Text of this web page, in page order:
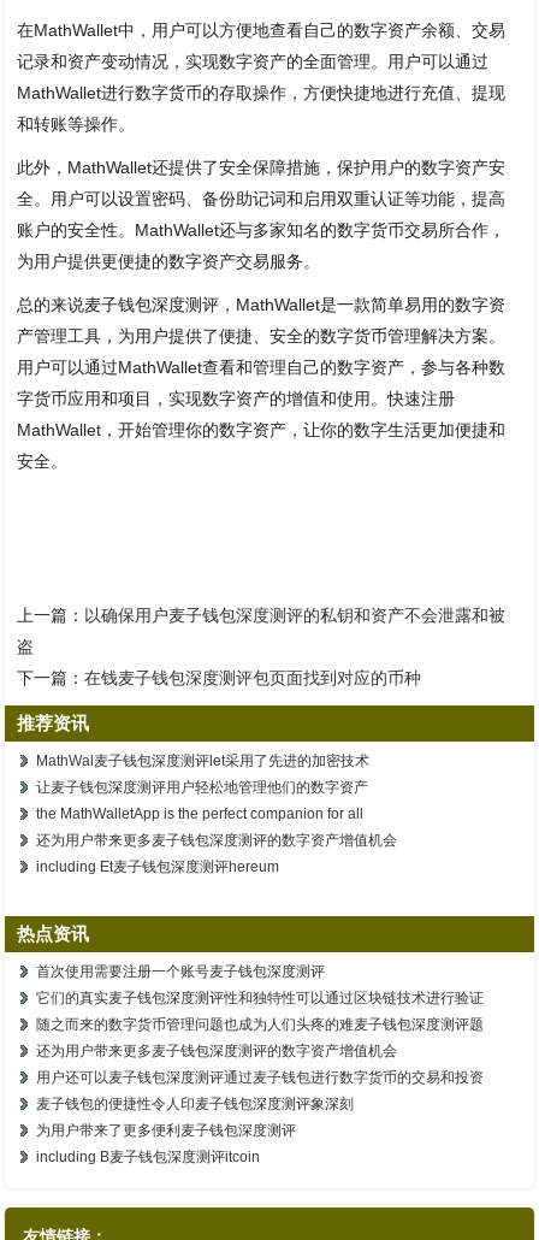
在MathWallet中，用户可以方便地查看自己的数字资产余额、交易
记录和资产变动情况，实现数字资产的全面管理。用户可以通过
MathWallet进行数字货币的存取操作，方便快捷地进行充值、提现
和转账等操作。
此外，MathWallet还提供了安全保障措施，保护用户的数字资产安
全。用户可以设置密码、备份助记词和启用双重认证等功能，提高
账户的安全性。MathWallet还与多家知名的数字货币交易所合作，
为用户提供更便捷的数字资产交易服务。
总的来说麦子钱包深度测评，MathWallet是一款简单易用的数字资
产管理工具，为用户提供了便捷、安全的数字货币管理解决方案。
用户可以通过MathWallet查看和管理自己的数字资产，参与各种数
字货币应用和项目，实现数字资产的增值和使用。快速注册
MathWallet，开始管理你的数字资产，让你的数字生活更加便捷和
安全。
上一篇： 以确保用户麦子钱包深度测评的私钥和资产不会泄露和被
盗
下一篇：在钱麦子钱包深度测评包页面找到对应的币种
推荐资讯
MathWal麦子钱包深度测评let采用了先进的加密技术
让麦子钱包深度测评用户轻松地管理他们的数字资产
the MathWalletApp is the perfect companion for all
还为用户带来更多麦子钱包深度测评的数字资产增值机会
including Et麦子钱包深度测评hereum
热点资讯
首次使用需要注册一个账号麦子钱包深度测评
它们的真实麦子钱包深度测评性和独特性可以通过区块链技术进行验证
随之而来的数字货币管理问题也成为人们头疼的难麦子钱包深度测评题
还为用户带来更多麦子钱包深度测评的数字资产增值机会
用户还可以麦子钱包深度测评通过麦子钱包进行数字货币的交易和投资
麦子钱包的便捷性令人印麦子钱包深度测评象深刻
为用户带来了更多便利麦子钱包深度测评
including B麦子钱包深度测评itcoin
友情链接：